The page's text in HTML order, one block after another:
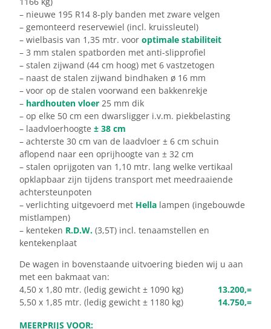
– nieuwe 195 R14 8-ply banden met zware velgen
– gemonteerd reservewiel (incl. kruissleutel)
– wielbasis van 1,35 mtr. voor optimale stabiliteit
– 3 mm stalen spatborden met anti-slipprofiel
– stalen zijwand (44 cm hoog) met 6 vastzetogen
– naast de stalen zijwand bindhaken ø 16 mm
– voor op de stalen voorwand een bakkenrekje
– hardhouten vloer 25 mm dik
– op elke 50 cm een dwarsligger i.v.m. piekbelasting
– laadvloerhoogte ± 38 cm
– achterste 30 cm van de laadvloer ± 6 cm schuin
aflopend naar een oprijhoogte van ± 32 cm
– stalen oprijgoten van 1,10 mtr. lang welke vertikaal
opklapbaar zijn tijdens transport met meedraaiende
achtersteunpoten
– verlichting uitgevoerd met Hella lampen (ingebouwde
mistlampen)
– kenteken R.D.W. (3,5T) incl. tenaamstellen en
kentekenplaat
De wagen in bovenstaande uitvoering bieden wij u aan
met een bakmaat van:
4,50 x 1,80 mtr. (ledig gewicht ± 1090 kg)
13.200,=
5,50 x 1,85 mtr. (ledig gewicht ± 1180 kg)
14.750,=
MEERPRIJS VOOR: